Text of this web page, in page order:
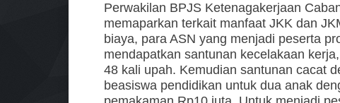
Perwakilan BPJS Ketenagakerjaan
memaparkan terkait manfaat JKK dan
biaya, para ASN yang menjadi peserta
mendapatkan santunan kecelakaan
48 kali upah. Kemudian santunan cacat
beasiswa pendidikan untuk dua anak